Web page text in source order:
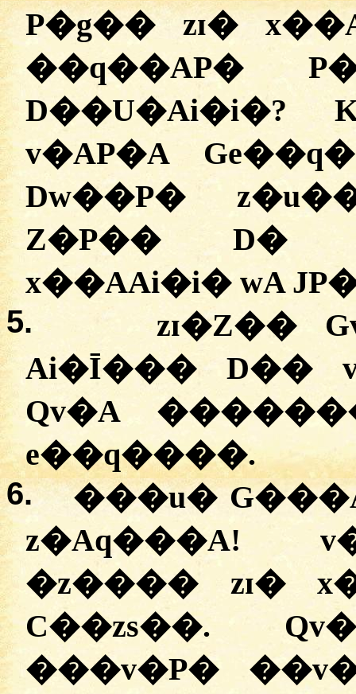
P�g�� zɪ�
��q��AP�
D��U�Ai�i�?
v�AP�A
Dw��P�
Z�P�� D�
x��AAi�i� wA
5.
zɪ�Z��
Ai�Ī��� D��
Qv�A
e��q����.
6.
���u�
z�Aq���A!
�z���� zɪ�
C��zs��.
���v�P�